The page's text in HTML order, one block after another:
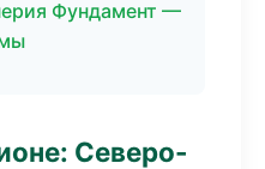
Фундамент —
Северо-